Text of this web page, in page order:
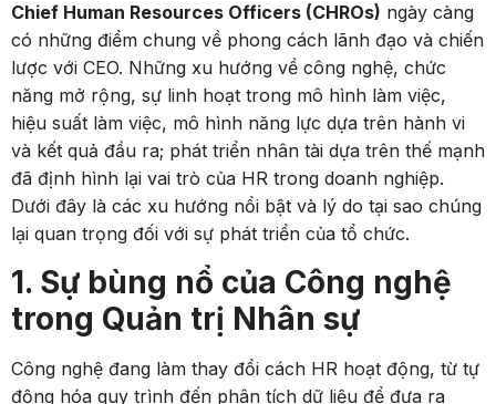
Chief Human Resources Officers (CHROs) ngày càng
có những điểm chung về phong cách lãnh đạo và chiến
lược với CEO. Những xu hướng về công nghệ, chức
năng mở rộng, sự linh hoạt trong mô hình làm việc,
hiệu suất làm việc, mô hình năng lực dựa trên hành vi
và kết quả đầu ra; phát triển nhân tài dựa trên thế mạnh
đã định hình lại vai trò của HR trong doanh nghiệp.
Dưới đây là các xu hướng nổi bật và lý do tại sao chúng
lại quan trọng đối với sự phát triển của tổ chức.
1. Sự bùng nổ của Công nghệ
trong Quản trị Nhân sự
Công nghệ đang làm thay đổi cách HR hoạt động, từ tự
động hóa quy trình đến phân tích dữ liệu để đưa ra